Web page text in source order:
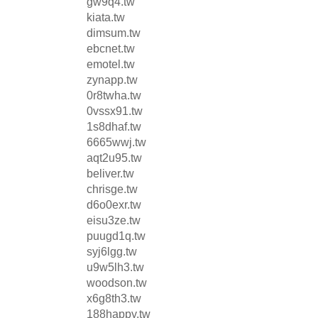
kiata.tw
dimsum.tw
ebcnet.tw
emotel.tw
zynapp.tw
0r8twha.tw
0vssx91.tw
1s8dhaf.tw
6665wwj.tw
aqt2u95.tw
beliver.tw
chrisge.tw
d6o0exr.tw
eisu3ze.tw
puugd1q.tw
syj6lgg.tw
u9w5lh3.tw
woodson.tw
x6g8th3.tw
188happy.tw